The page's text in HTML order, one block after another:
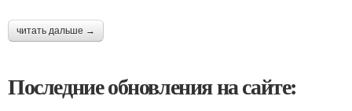
читать дальше →
Последние обновления на сайте: